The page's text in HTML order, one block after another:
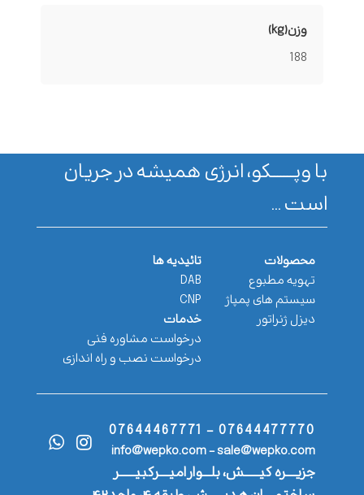
وزن(kg)
188
با وپـــــــکو، انرژی همیشه در جریان
است ...
محصولات
تهویه مطبوع
سیستم های پمپاژ
دیزل ژنراتور
تائیدیه ها
DAB
CNP
خدمات
درخواست مشاوره فنی
درخواست نصب و راه اندازی
07644477770 - 07644467771
info@wepko.com - sale@wepko.com
جزیــــره کیــــــش، بلـــوار امیــــرکبیــــــر